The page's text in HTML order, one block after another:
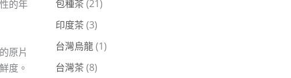
的年
原片
度。
包種茶 (21)
印度茶 (3)
台灣烏龍(1)
台灣茶 (8)